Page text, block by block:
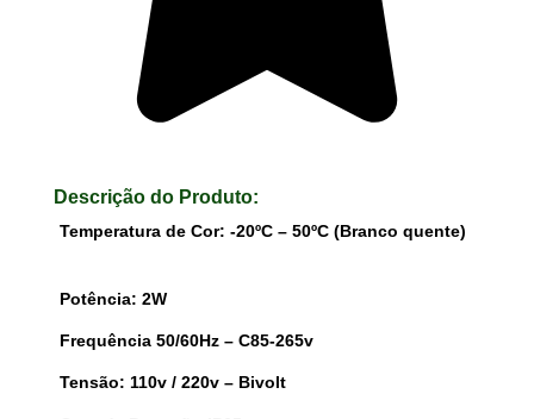
Descrição do Produto:
Temperatura de Cor: -20ºC – 50ºC (Branco quente)
Potência: 2W
Frequência 50/60Hz – C85-265v
Tensão: 110v / 220v – Bivolt